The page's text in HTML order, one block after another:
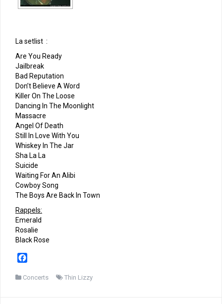
La setlist :
Are You Ready
Jailbreak
Bad Reputation
Don’t Believe A Word
Killer On The Loose
Dancing In The Moonlight
Massacre
Angel Of Death
Still In Love With You
Whiskey In The Jar
Sha La La
Suicide
Waiting For An Alibi
Cowboy Song
The Boys Are Back In Town
Rappels:
Emerald
Rosalie
Black Rose
c
Concerts Thin Lizzy